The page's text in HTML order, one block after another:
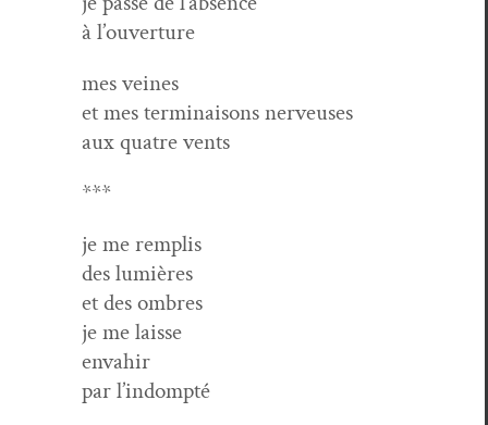
à l’ouverture
mes veines
et mes ter­mi­naisons nerveuses
aux qua­tre vents
***
je me remplis
des lumières
et des ombres
je me laisse
envahir
par l’indompté